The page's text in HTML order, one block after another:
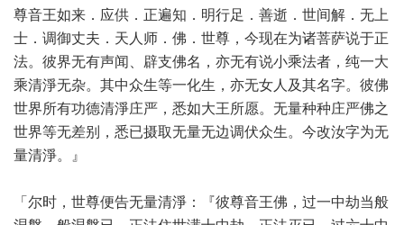
尊音王如来．应供．正遍知．明行足．善逝．世间解．无上
士．调御丈夫．天人师．佛．世尊，今现在为诸菩萨说于正
法。彼界无有声闻、辟支佛名，亦无有说小乘法者，纯一大
乘清淨无杂。其中众生等一化生，亦无女人及其名字。彼佛
世界所有功德清淨庄严，悉如大王所愿。无量种种庄严佛之
世界等无差别，悉已摄取无量无边调伏众生。今改汝字为无
量清淨。』
「尔时，世尊便告无量清淨：『彼尊音王佛，过一中劫当般